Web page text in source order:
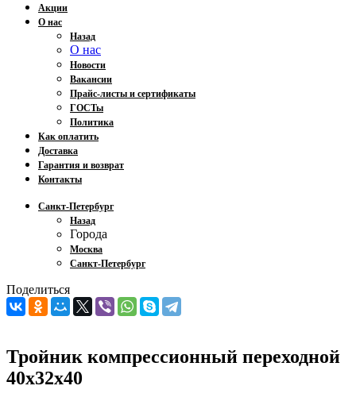
Акции
О нас
Назад
О нас
Новости
Вакансии
Прайс-листы и сертификаты
ГОСТы
Политика
Как оплатить
Доставка
Гарантия и возврат
Контакты
Санкт-Петербург
Назад
Города
Москва
Санкт-Петербург
Поделиться
Тройник компрессионный переходной
40x32x40